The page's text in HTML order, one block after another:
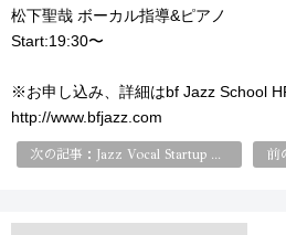
松下聖哉 ボーカル指導&ピアノ
Start:19:30〜
※お申し込み、詳細はbf Jazz School
http://www.bfjazz.com
次の記事：Jazz Vocal Startup Class はじめてのジャズ・ヴォーカル